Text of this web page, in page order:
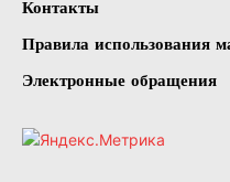
Контакты
Правила использования
Электронные обращения